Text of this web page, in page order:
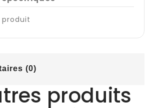
produit
(0)
produits